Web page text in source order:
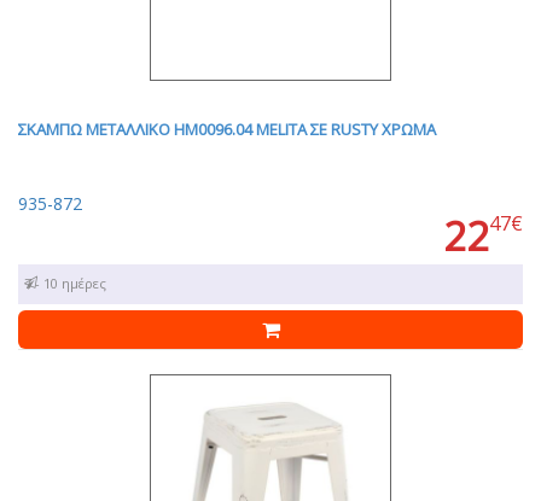
ΣΚΑΜΠΩ ΜΕΤΑΛΛΙΚΟ HM0096.04 MELITA ΣΕ RUSTY ΧΡΩΜΑ
935-872
2247€
7 - 10 ημέρες